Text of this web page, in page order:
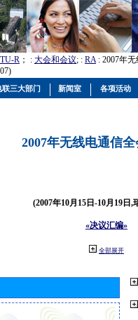
R ； : 大会和会议; : RA: 2007年
2007年无线电通信
(2007年10月15日-10月19日,
«决议汇编»
全部展开
联三大部门 新闻室 各项活动